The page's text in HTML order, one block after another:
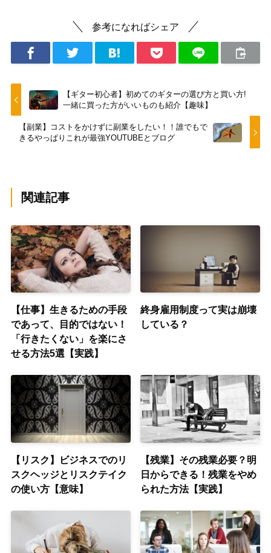
参考になればシェア
【ギター初心者】初めてのギターの選び方と買い方!
一緒に買った方がいいものも紹介【趣味】
【副業】コストをかけずに副業をしたい！！誰でもで
きるやっぱりこれが最強YOUTUBEとブログ
関連記事
【仕事】生きるための手段
であって、目的ではない！
「行きたくない」を楽にさ
せる方法5選【実践】
終身雇用制度って実は崩壊
している？
【リスク】ビジネスでのリ
スクヘッジとリスクテイク
の使い方【意味】
【残業】その残業必要？明
日からできる！残業をやめ
られた方法【実践】